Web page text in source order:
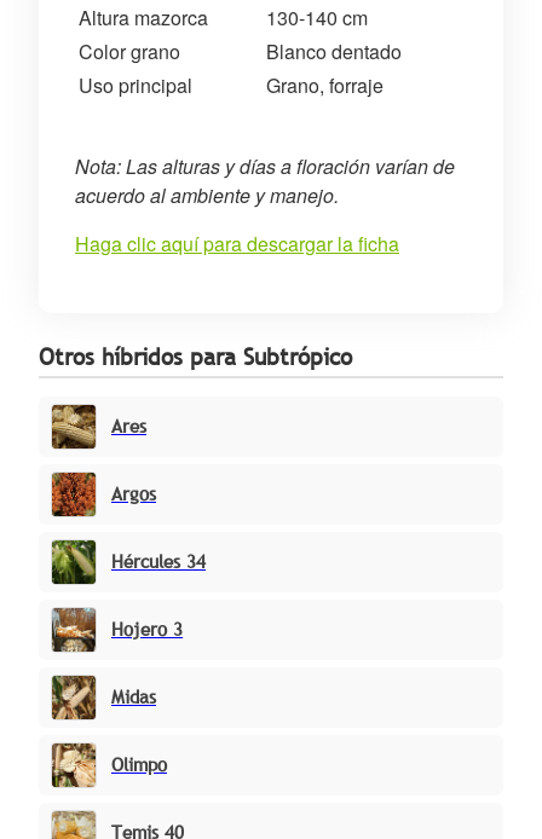
Altura mazorca
130-140 cm
Color grano
Blanco dentado
Uso principal
Grano, forraje
Nota: Las alturas y días a floración varían de
acuerdo al ambiente y manejo.
Haga clic aquí para descargar la ficha
Otros híbridos para Subtrópico
Ares
Argos
Hércules 34
Hojero 3
Midas
Olimpo
Temis 40